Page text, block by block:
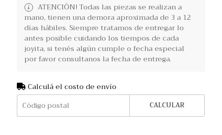
ATENCIÓN! Todas las piezas se realizan a
mano, tienen una demora aproximada de 3 a 12
días hábiles. Siempre tratamos de entregar lo
antes posible cuidando los tiempos de cada
joyita, si tenés algún cumple o fecha especial
por favor consultanos la fecha de entrega.
Calculá el costo de envío
CALCULAR